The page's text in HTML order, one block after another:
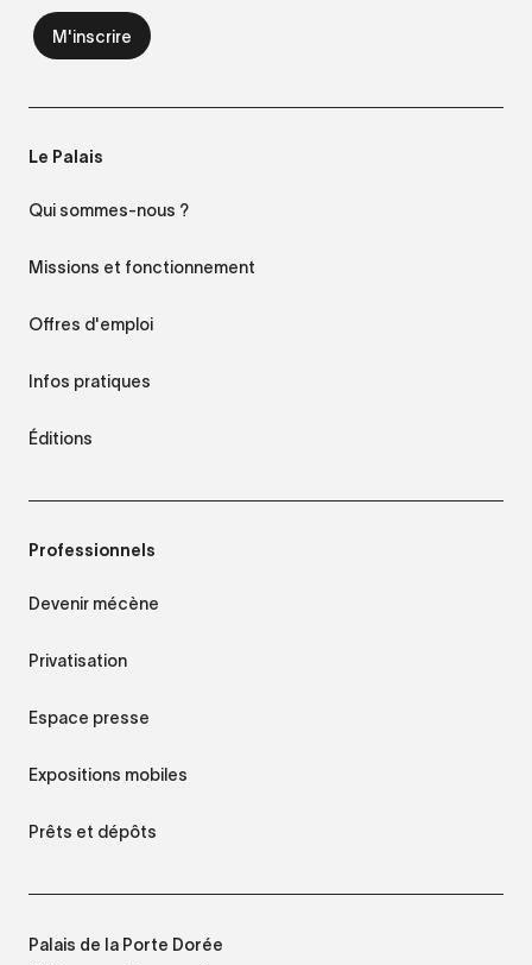
Le Palais
Qui sommes-nous ?
Missions et fonctionnement
Offres d'emploi
Infos pratiques
Éditions
Professionnels
Devenir mécène
Privatisation
Espace presse
Expositions mobiles
Prêts et dépôts
Palais de la Porte Dorée